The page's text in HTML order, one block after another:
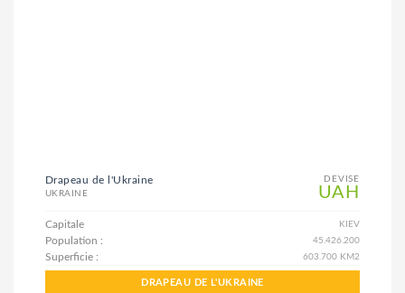
DEVISE
UAH
Drapeau de l'Ukraine
UKRAINE
Capitale KIEV
Population : 45.426.200
Superficie : 603.700 KM2
DRAPEAU DE L'UKRAINE